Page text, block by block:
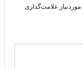
علامت‌گذاری